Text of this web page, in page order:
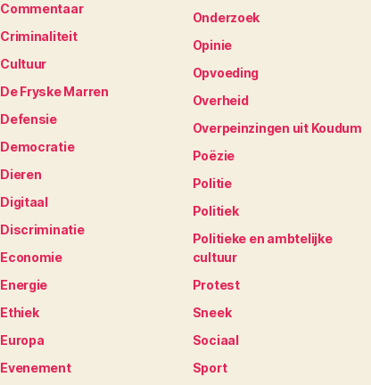
Commentaar
Criminaliteit
Cultuur
De Fryske Marren
Defensie
Democratie
Dieren
Digitaal
Discriminatie
Economie
Energie
Ethiek
Europa
Evenement
Onderzoek
Opinie
Opvoeding
Overheid
Overpeinzingen uit Koudum
Poëzie
Politie
Politiek
Politieke en ambtelijke
cultuur
Protest
Sneek
Sociaal
Sport